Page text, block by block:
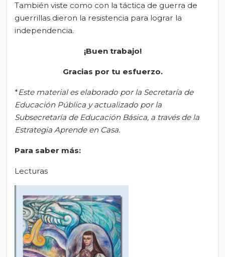
También viste como con la táctica de guerra de
guerrillas dieron la resistencia para lograr la
independencia.
¡Buen trabajo!
Gracias por tu esfuerzo.
*Este material es elaborado por la Secretaría de
Educación Pública y actualizado por la
Subsecretaría de Educación Básica, a través de la
Estrategia Aprende en Casa.
Para saber más:
Lecturas